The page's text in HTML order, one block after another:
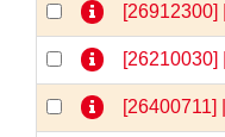
[26912300]
[26210030]